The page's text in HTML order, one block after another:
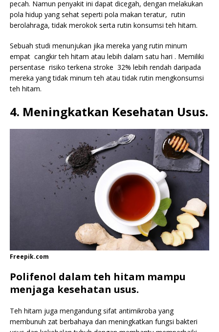
pecah. Namun penyakit ini dapat dicegah, dengan melakukan
pola hidup yang sehat seperti pola makan teratur, rutin
berolahraga, tidak merokok serta rutin konsumsi teh hitam.
Sebuah studi menunjukan jika mereka yang rutin minum
empat cangkir teh hitam atau lebih dalam satu hari . Memiliki
persentase risiko terkena stroke 32% lebih rendah daripada
mereka yang tidak minum teh atau tidak rutin mengkonsumsi
teh hitam.
4. Meningkatkan Kesehatan Usus.
Freepik.com
Polifenol dalam teh hitam mampu
menjaga kesehatan usus.
Teh hitam juga mengandung sifat antimikroba yang
membunuh zat berbahaya dan meningkatkan fungsi bakteri